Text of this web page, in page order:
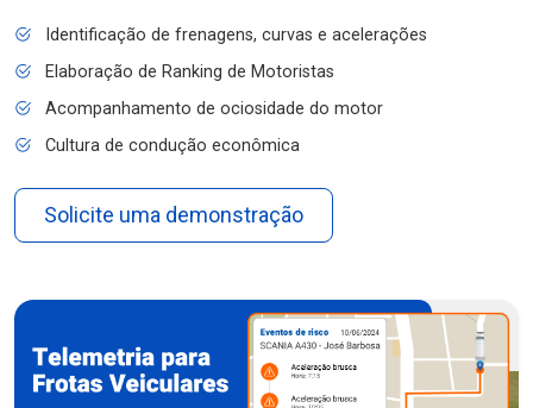
Identificação de frenagens, curvas e acelerações
Elaboração de Ranking de Motoristas
Acompanhamento de ociosidade do motor
Cultura de condução econômica
Solicite uma demonstração